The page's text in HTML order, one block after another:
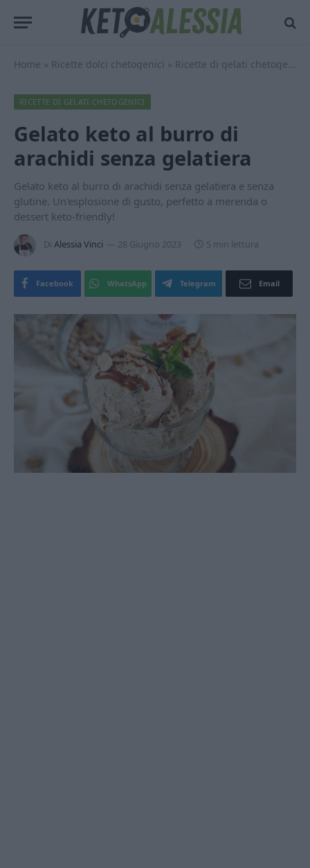
Home » Ricette dolci chetogenici » Ricette di gelati chetogenici
RICETTE DI GELATI CHETOGENICI
Gelato keto al burro di
arachidi senza gelatiera
Gelato keto al burro di arachidi senza gelatiera e senza
glutine. Un'esplosione di gusto, perfetto a merenda o
dessert keto-friendly!
Di Alessia Vinci 28 Giugno 2023 5 min lettura
Facebook WhatsApp Telegram Email